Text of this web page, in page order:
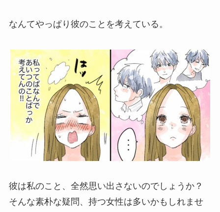
なんてやっぱり彼のことを考えている。
彼は私のこと、全然思い出さないのでしょうか？
そんな素朴な疑問、持つ女性は多いかもしれませ